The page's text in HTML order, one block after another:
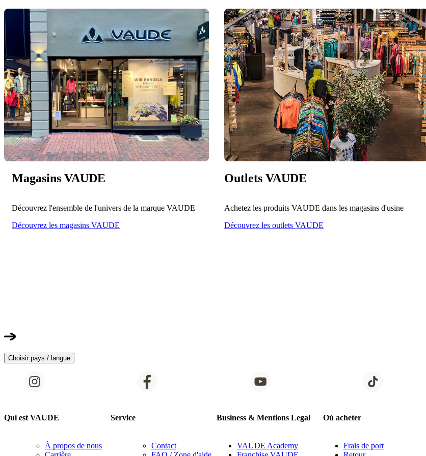
Magasins VAUDE
Découvrez l'ensemble de l'univers de la marque VAUDE
Découvrez les magasins VAUDE
Outlets VAUDE
Achetez les produits VAUDE dans les magasins d'usine
Découvrez les outlets VAUDE
Choisir pays / langue
Qui est VAUDE
À propos de nous
Service
Contact
Business & Mentions Legal
VAUDE Academy
Où acheter
Frais de port